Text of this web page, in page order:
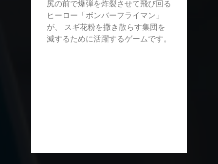
尻の前で爆弾を炸裂させて飛び回る
ヒーロー「ボンバーフライマン」
が、 スギ花粉を撒き散らす集団を
滅するために活躍するゲームです。